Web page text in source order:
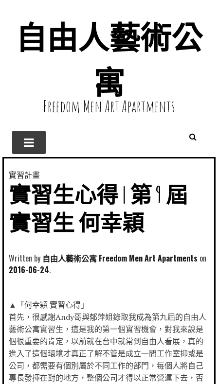
自由人藝術公
寓
Freedom Men Art Apartments
實習計畫
實習生心得 | 第 9 屆
實習生 何幸穎
Written by 自由人藝術公寓 Freedom Men Art Apartments
2016-06-24
▲「何幸穎 實習心得」
首先，很感謝Andy哥與郁萍姐錄取我成為第九屆的自由人
藝術公寓實習生，這是我的第一個實習機會，對我來說是
個很重要的肯定，以前就在台中就常到自由人看展，真的
進入了這個環境才真正了解不管是成立一間工作室抑或是
公司，都需要有個別屬於不同工作的部門，每個人將自己
專長發揮在對的地方，整個公司才得以正常營運下去，否